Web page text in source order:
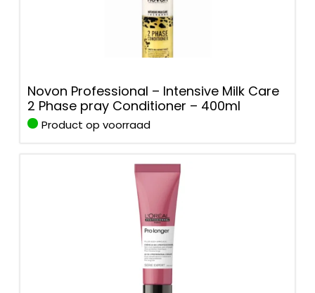
Novon Professional – Intensive Milk Care
2 Phase pray Conditioner – 400ml
Product op voorraad